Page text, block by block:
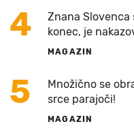
4
Znana Slovenca
konec, je
MAGAZIN
5
Množično se
srce parajoči!
MAGAZIN